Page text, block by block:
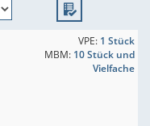
VPE: 1 Stück
MBM: 10 Stück und
Vielfache